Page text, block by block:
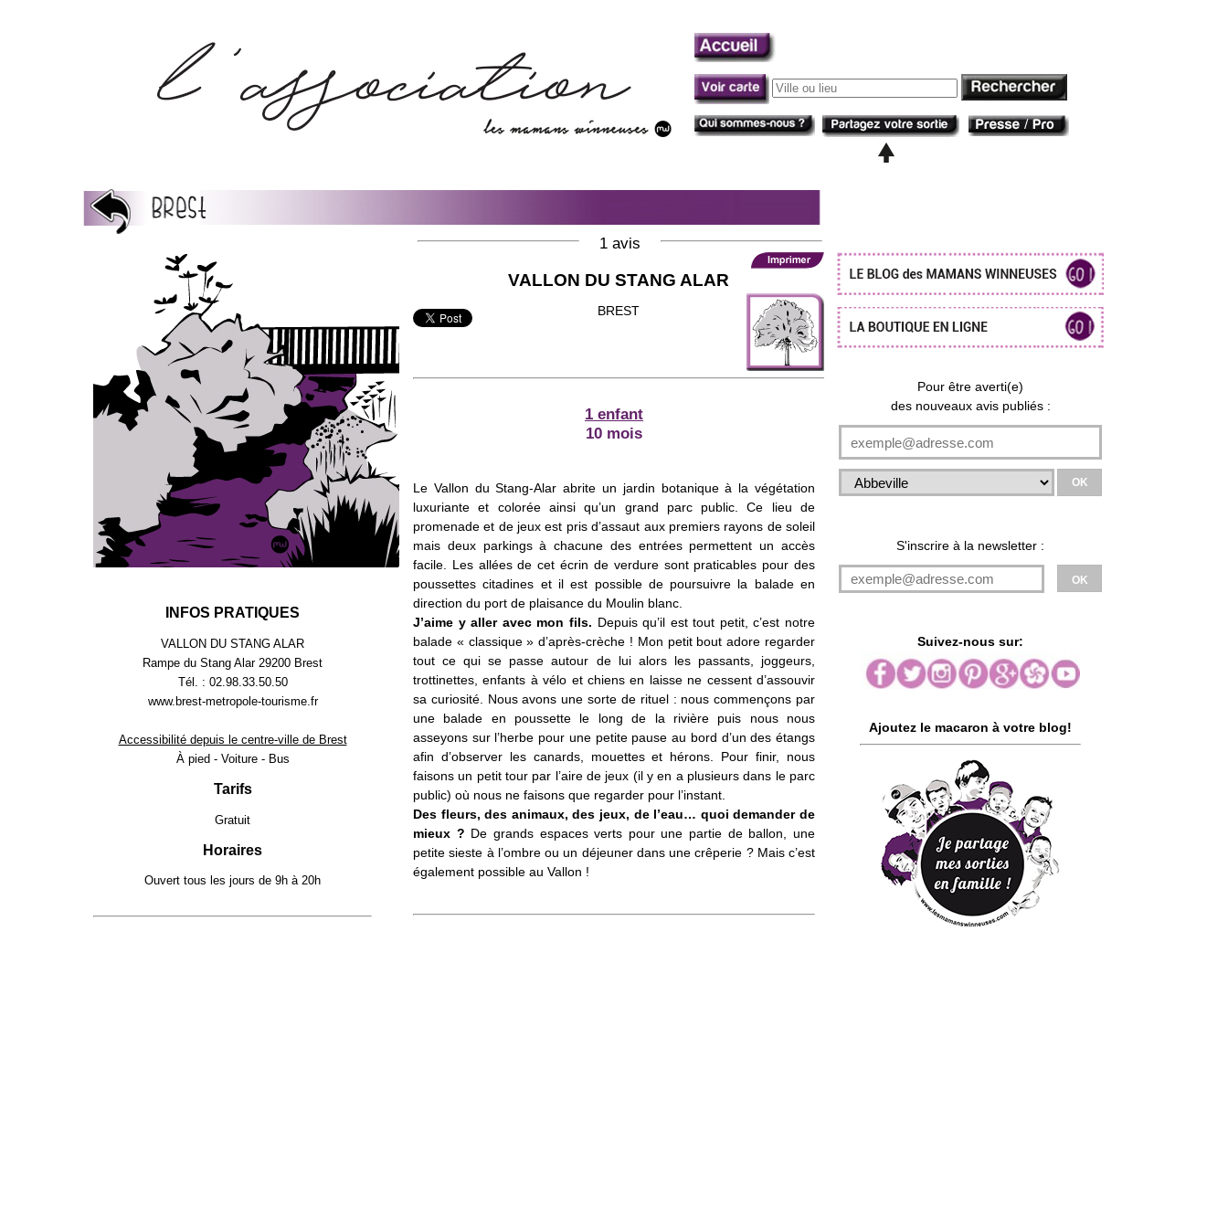
1 avis
VALLON DU STANG ALAR
BREST
1 enfant
10 mois
Le Vallon du Stang-Alar abrite un jardin botanique à la végétation
luxuriante et colorée ainsi qu’un grand parc public. Ce lieu de
promenade et de jeux est pris d’assaut aux premiers rayons de soleil
mais deux parkings à chacune des entrées permettent un accès
facile. Les allées de cet écrin de verdure sont praticables pour des
poussettes citadines et il est possible de poursuivre la balade en
direction du port de plaisance du Moulin blanc.
J’aime y aller avec mon fils. Depuis qu’il est tout petit, c’est notre
balade « classique » d’après-crèche ! Mon petit bout adore regarder
tout ce qui se passe autour de lui alors les passants, joggeurs,
trottinettes, enfants à vélo et chiens en laisse ne cessent d’assouvir
sa curiosité. Nous avons une sorte de rituel : nous commençons par
une balade en poussette le long de la rivière puis nous nous
asseyons sur l’herbe pour une petite pause au bord d’un des étangs
afin d’observer les canards, mouettes et hérons. Pour finir, nous
faisons un petit tour par l’aire de jeux (il y en a plusieurs dans le parc
public) où nous ne faisons que regarder pour l’instant.
Des fleurs, des animaux, des jeux, de l’eau… quoi demander de
mieux ? De grands espaces verts pour une partie de ballon, une
petite sieste à l’ombre ou un déjeuner dans une crêperie ? Mais c’est
également possible au Vallon !
INFOS PRATIQUES
VALLON DU STANG ALAR
Rampe du Stang Alar 29200 Brest
Tél. : 02.98.33.50.50
www.brest-metropole-tourisme.fr
Accessibilité depuis le centre-ville de Brest
À pied - Voiture - Bus
Tarifs
Gratuit
Horaires
Ouvert tous les jours de 9h à 20h